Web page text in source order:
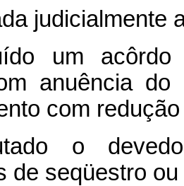
judicialmente
um
anuência
com
o
de seqüestro